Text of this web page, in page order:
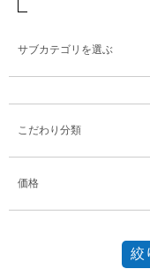
サブカテゴリを選ぶ
こだわり分類
価格